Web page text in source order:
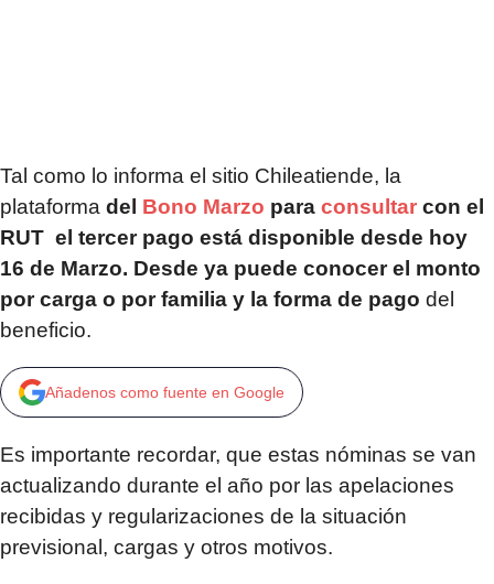
Tal como lo informa el sitio Chileatiende, la
plataforma del Bono Marzo para consultar con el
RUT el tercer pago está disponible desde hoy
16 de Marzo. Desde ya puede conocer el monto
por carga o por familia y la forma de pago del
beneficio.
Añadenos como fuente en Google
Es importante recordar, que estas nóminas se van
actualizando durante el año por las apelaciones
recibidas y regularizaciones de la situación
previsional, cargas y otros motivos.